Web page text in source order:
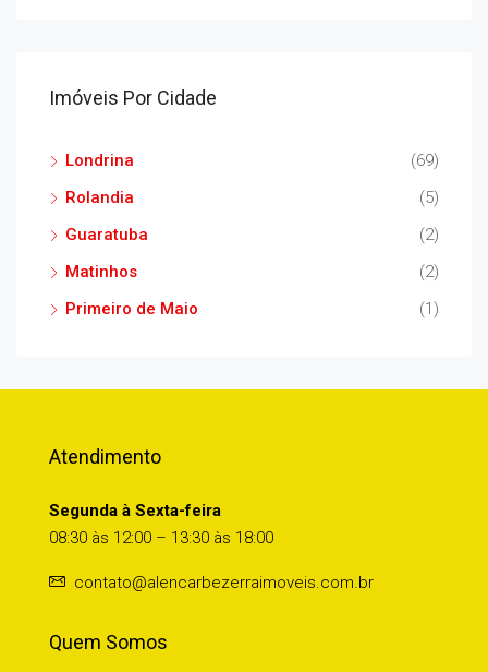
Imóveis Por Cidade
Londrina
(69)
Rolandia
(5)
Guaratuba
(2)
Matinhos
(2)
Primeiro de Maio
(1)
Atendimento
Segunda à Sexta-feira
08:30 às 12:00 – 13:30 às 18:00
contato@alencarbezerraimoveis.com.br
Quem Somos